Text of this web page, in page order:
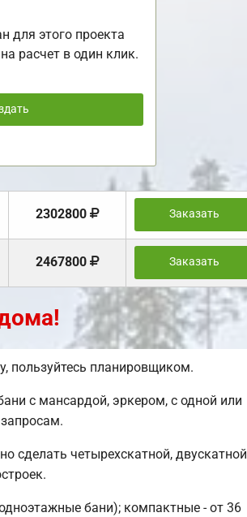
для этого проекта
расчет в один клик.
2302800 Заказать
2467800 Заказать
пользуйтесь планировщиком.
с мансардой, эркером, с одной или
сделать четырехскатной, двускатной
бани); компактные - от 36